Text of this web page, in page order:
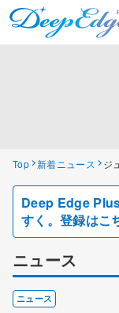
Top 新着ニュース ジ
Deep Edge
すく。登録はこ
ニュース
ニュース